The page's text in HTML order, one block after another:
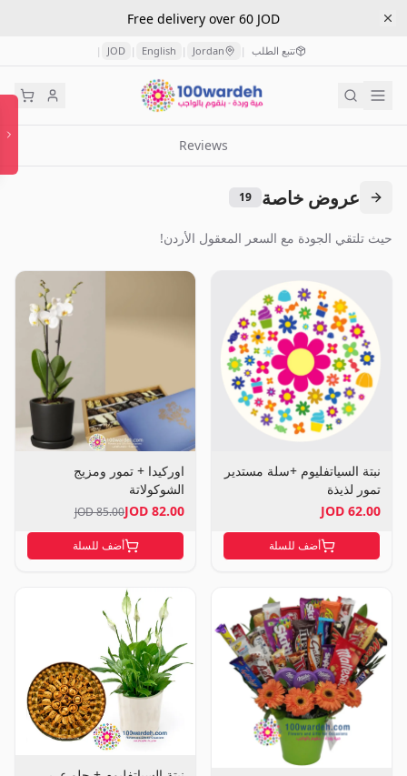
Free delivery over 60 JOD
تتبع الطلب |
Jordan
|
English
|
JOD
|
Reviews
عروض خاصة 19
حيث تلتقي الجودة مع السعر المعقول الأردن!
نبتة السياتفليوم +سلة مستدير
تمور لذيذة
62.00 JOD
أضف للسلة
اوركيدا + تمور ومزيج
الشوكولاتة
82.00 JOD
85.00 JOD
أضف للسلة